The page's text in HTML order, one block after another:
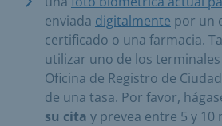
enviada digitalmente por un
certificado o una farmacia.
utilizar uno de los
Oficina de Registro de
de una tasa. Por favor,
su cita y prevea entre 5 y